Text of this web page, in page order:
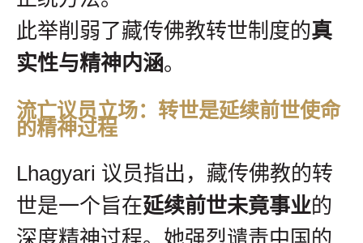
此举削弱了藏传佛教转世制度的真
实性与精神内涵。
流亡议员立场：转世是延续前世使命
的精神过程
Lhagyari 议员指出，藏传佛教的转
世是一个旨在延续前世未竟事业的